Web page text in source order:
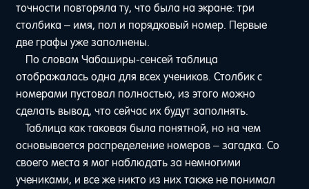
точности повторяла ту, что была на экране: три
столбика – имя, пол и порядковый номер. Первые
две графы уже заполнены.
По словам Чабаширы-сенсей таблица
отображалась одна для всех учеников. Столбик с
номерами пустовал полностью, из этого можно
сделать вывод, что сейчас их будут заполнять.
Таблица как таковая была понятной, но на чем
основывается распределение номеров – загадка. Со
своего места я мог наблюдать за немногими
учениками, и все же никто из них также не понимал